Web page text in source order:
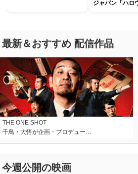
ジャパン「ハロ
最新＆おすすめ 配信作品
THE ONE SHOT
千鳥・大悟が企画・プロデュー…
今週公開の映画